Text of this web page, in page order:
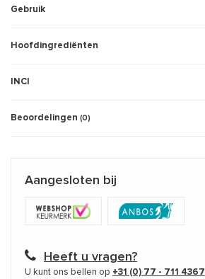
Gebruik
Hoofdingrediënten
INCI
Beoordelingen (0)
Aangesloten bij
Heeft u vragen?
U kunt ons bellen op +31 (0) 77 - 711 4367